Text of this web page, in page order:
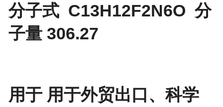
分子式 C13H12F2N6O 分
子量 306.27
用于 用于外贸出口、科学